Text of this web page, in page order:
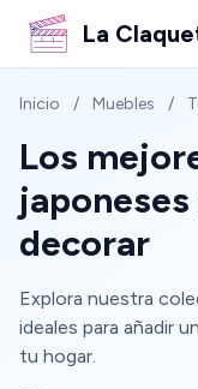
La
Inicio / Muebles /
Los
decorar
Explora nuestra
ideales para añadir
tu hogar.